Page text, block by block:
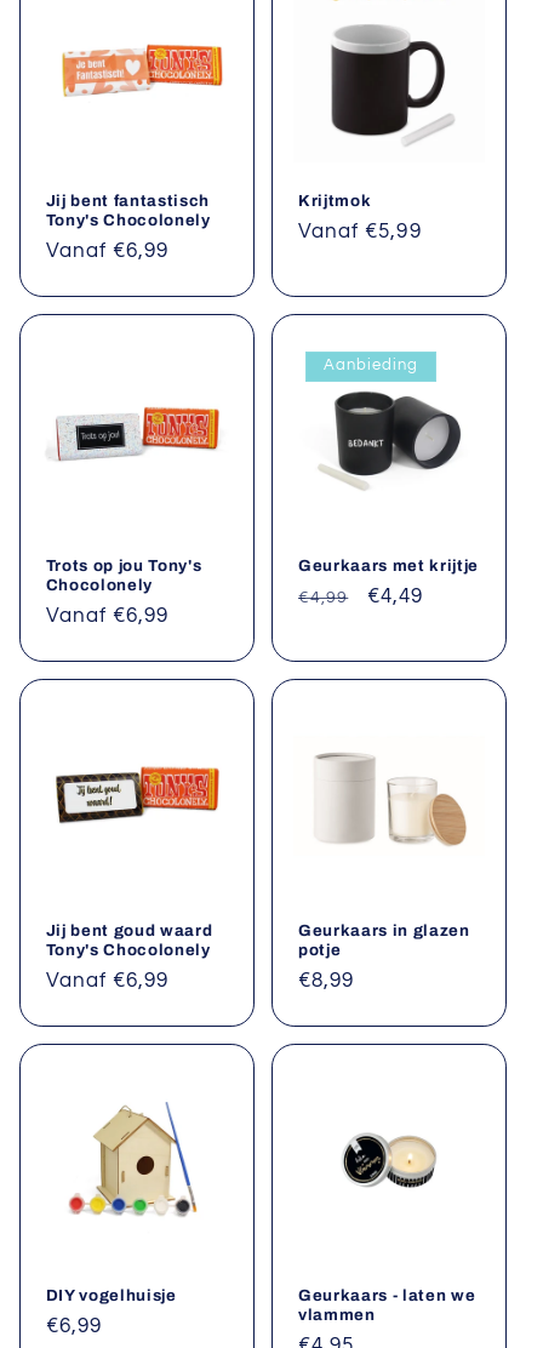
Jij bent fantastisch
Tony's Chocolonely
Normale
Vanaf €6,99
Krijtmok
Normale
Vanaf €5,99
Trots op jou Tony's
Chocolonely
Normale
Vanaf €6,99
Aanbieding
Geurkaars met krijtje
Normale
€4,99 Aanbiedingsprijs
€4,49
Jij bent goud waard
Tony's Chocolonely
Normale
Vanaf €6,99
Geurkaars in glazen
potje
Normale
€8,99
DIY vogelhuisje
Normale
€6,99
Geurkaars - laten we
vlammen